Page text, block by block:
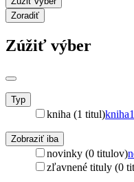
Zoradiť
Zúžiť výber
Typ
kniha (1 titul)kniha1
Zobraziť iba
novinky (0 titulov)
zľavnené tituly (0